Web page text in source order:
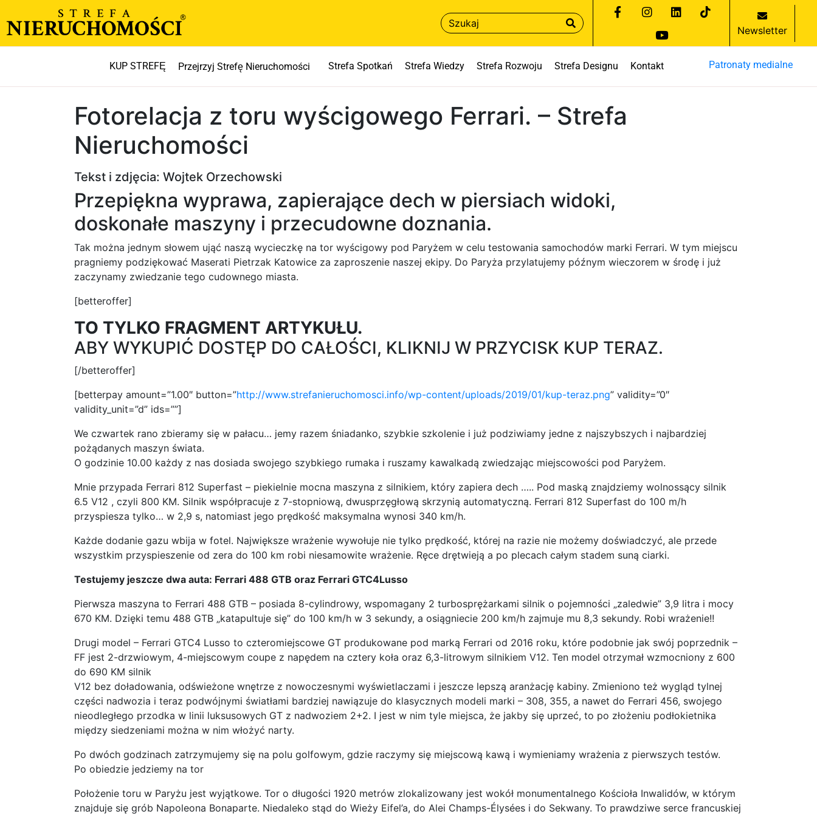
Newsletter
KUP STREFĘ Przejrzyj Strefę Nieruchomości Strefa Spotkań Strefa Wiedzy Strefa Rozwoju Strefa Designu Kontakt Patronaty medialne
Fotorelacja z toru wyścigowego Ferrari. – Strefa
Nieruchomości
Tekst i zdjęcia: Wojtek Orzechowski
Przepiękna wyprawa, zapierające dech w piersiach widoki,
doskonałe maszyny i przecudowne doznania.
Tak można jednym słowem ująć naszą wycieczkę na tor wyścigowy pod Paryżem w celu testowania samochodów marki Ferrari. W tym miejscu
pragniemy podziękować Maserati Pietrzak Katowice za zaproszenie naszej ekipy. Do Paryża przylatujemy późnym wieczorem w środę i już
zaczynamy zwiedzanie tego cudownego miasta.
[betteroffer]
TO TYLKO FRAGMENT ARTYKUŁU.
ABY WYKUPIĆ DOSTĘP DO CAŁOŚCI, KLIKNIJ W PRZYCISK KUP TERAZ.
[/betteroffer]
[betterpay amount=”1.00″ button=”http://www.strefanieruchomosci.info/wp-content/uploads/2019/01/kup-teraz.png” validity=”0″
validity_unit=”d” ids=””]
We czwartek rano zbieramy się w pałacu… jemy razem śniadanko, szybkie szkolenie i już podziwiamy jedne z najszybszych i najbardziej
pożądanych maszyn świata.
O godzinie 10.00 każdy z nas dosiada swojego szybkiego rumaka i ruszamy kawalkadą zwiedzając miejscowości pod Paryżem.
Mnie przypada Ferrari 812 Superfast – piekielnie mocna maszyna z silnikiem, który zapiera dech ….. Pod maską znajdziemy wolnossący silnik
6.5 V12 , czyli 800 KM. Silnik współpracuje z 7-stopniową, dwusprzęgłową skrzynią automatyczną. Ferrari 812 Superfast do 100 m/h
przyspiesza tylko… w 2,9 s, natomiast jego prędkość maksymalna wynosi 340 km/h.
Każde dodanie gazu wbija w fotel. Największe wrażenie wywołuje nie tylko prędkość, której na razie nie możemy doświadczyć, ale przede
wszystkim przyspieszenie od zera do 100 km robi niesamowite wrażenie. Ręce drętwieją a po plecach całym stadem suną ciarki.
Testujemy jeszcze dwa auta: Ferrari 488 GTB oraz Ferrari GTC4Lusso
Pierwsza maszyna to Ferrari 488 GTB – posiada 8-cylindrowy, wspomagany 2 turbosprężarkami silnik o pojemności „zaledwie” 3,9 litra i mocy
670 KM. Dzięki temu 488 GTB „katapultuje się” do 100 km/h w 3 sekundy, a osiągniecie 200 km/h zajmuje mu 8,3 sekundy. Robi wrażenie!!
Drugi model – Ferrari GTC4 Lusso to czteromiejscowe GT produkowane pod marką Ferrari od 2016 roku, które podobnie jak swój poprzednik –
FF jest 2-drzwiowym, 4-miejscowym coupe z napędem na cztery koła oraz 6,3-litrowym silnikiem V12. Ten model otrzymał wzmocniony z 600
do 690 KM silnik
V12 bez doładowania, odświeżone wnętrze z nowoczesnymi wyświetlaczami i jeszcze lepszą aranżację kabiny. Zmieniono też wygląd tylnej
części nadwozia i teraz podwójnymi światłami bardziej nawiązuje do klasycznych modeli marki – 308, 355, a nawet do Ferrari 456, swojego
nieodległego przodka w linii luksusowych GT z nadwoziem 2+2. I jest w nim tyle miejsca, że jakby się uprzeć, to po złożeniu podłokietnika
między siedzeniami można w nim włożyć narty.
Po dwóch godzinach zatrzymujemy się na polu golfowym, gdzie raczymy się miejscową kawą i wymieniamy wrażenia z pierwszych testów.
Po obiedzie jedziemy na tor
Położenie toru w Paryżu jest wyjątkowe. Tor o długości 1920 metrów zlokalizowany jest wokół monumentalnego Kościoła Inwalidów, w którym
znajduje się grób Napoleona Bonaparte. Niedaleko stąd do Wieży Eifel’a, do Alei Champs-Élysées i do Sekwany. To prawdziwe serce francuskiej